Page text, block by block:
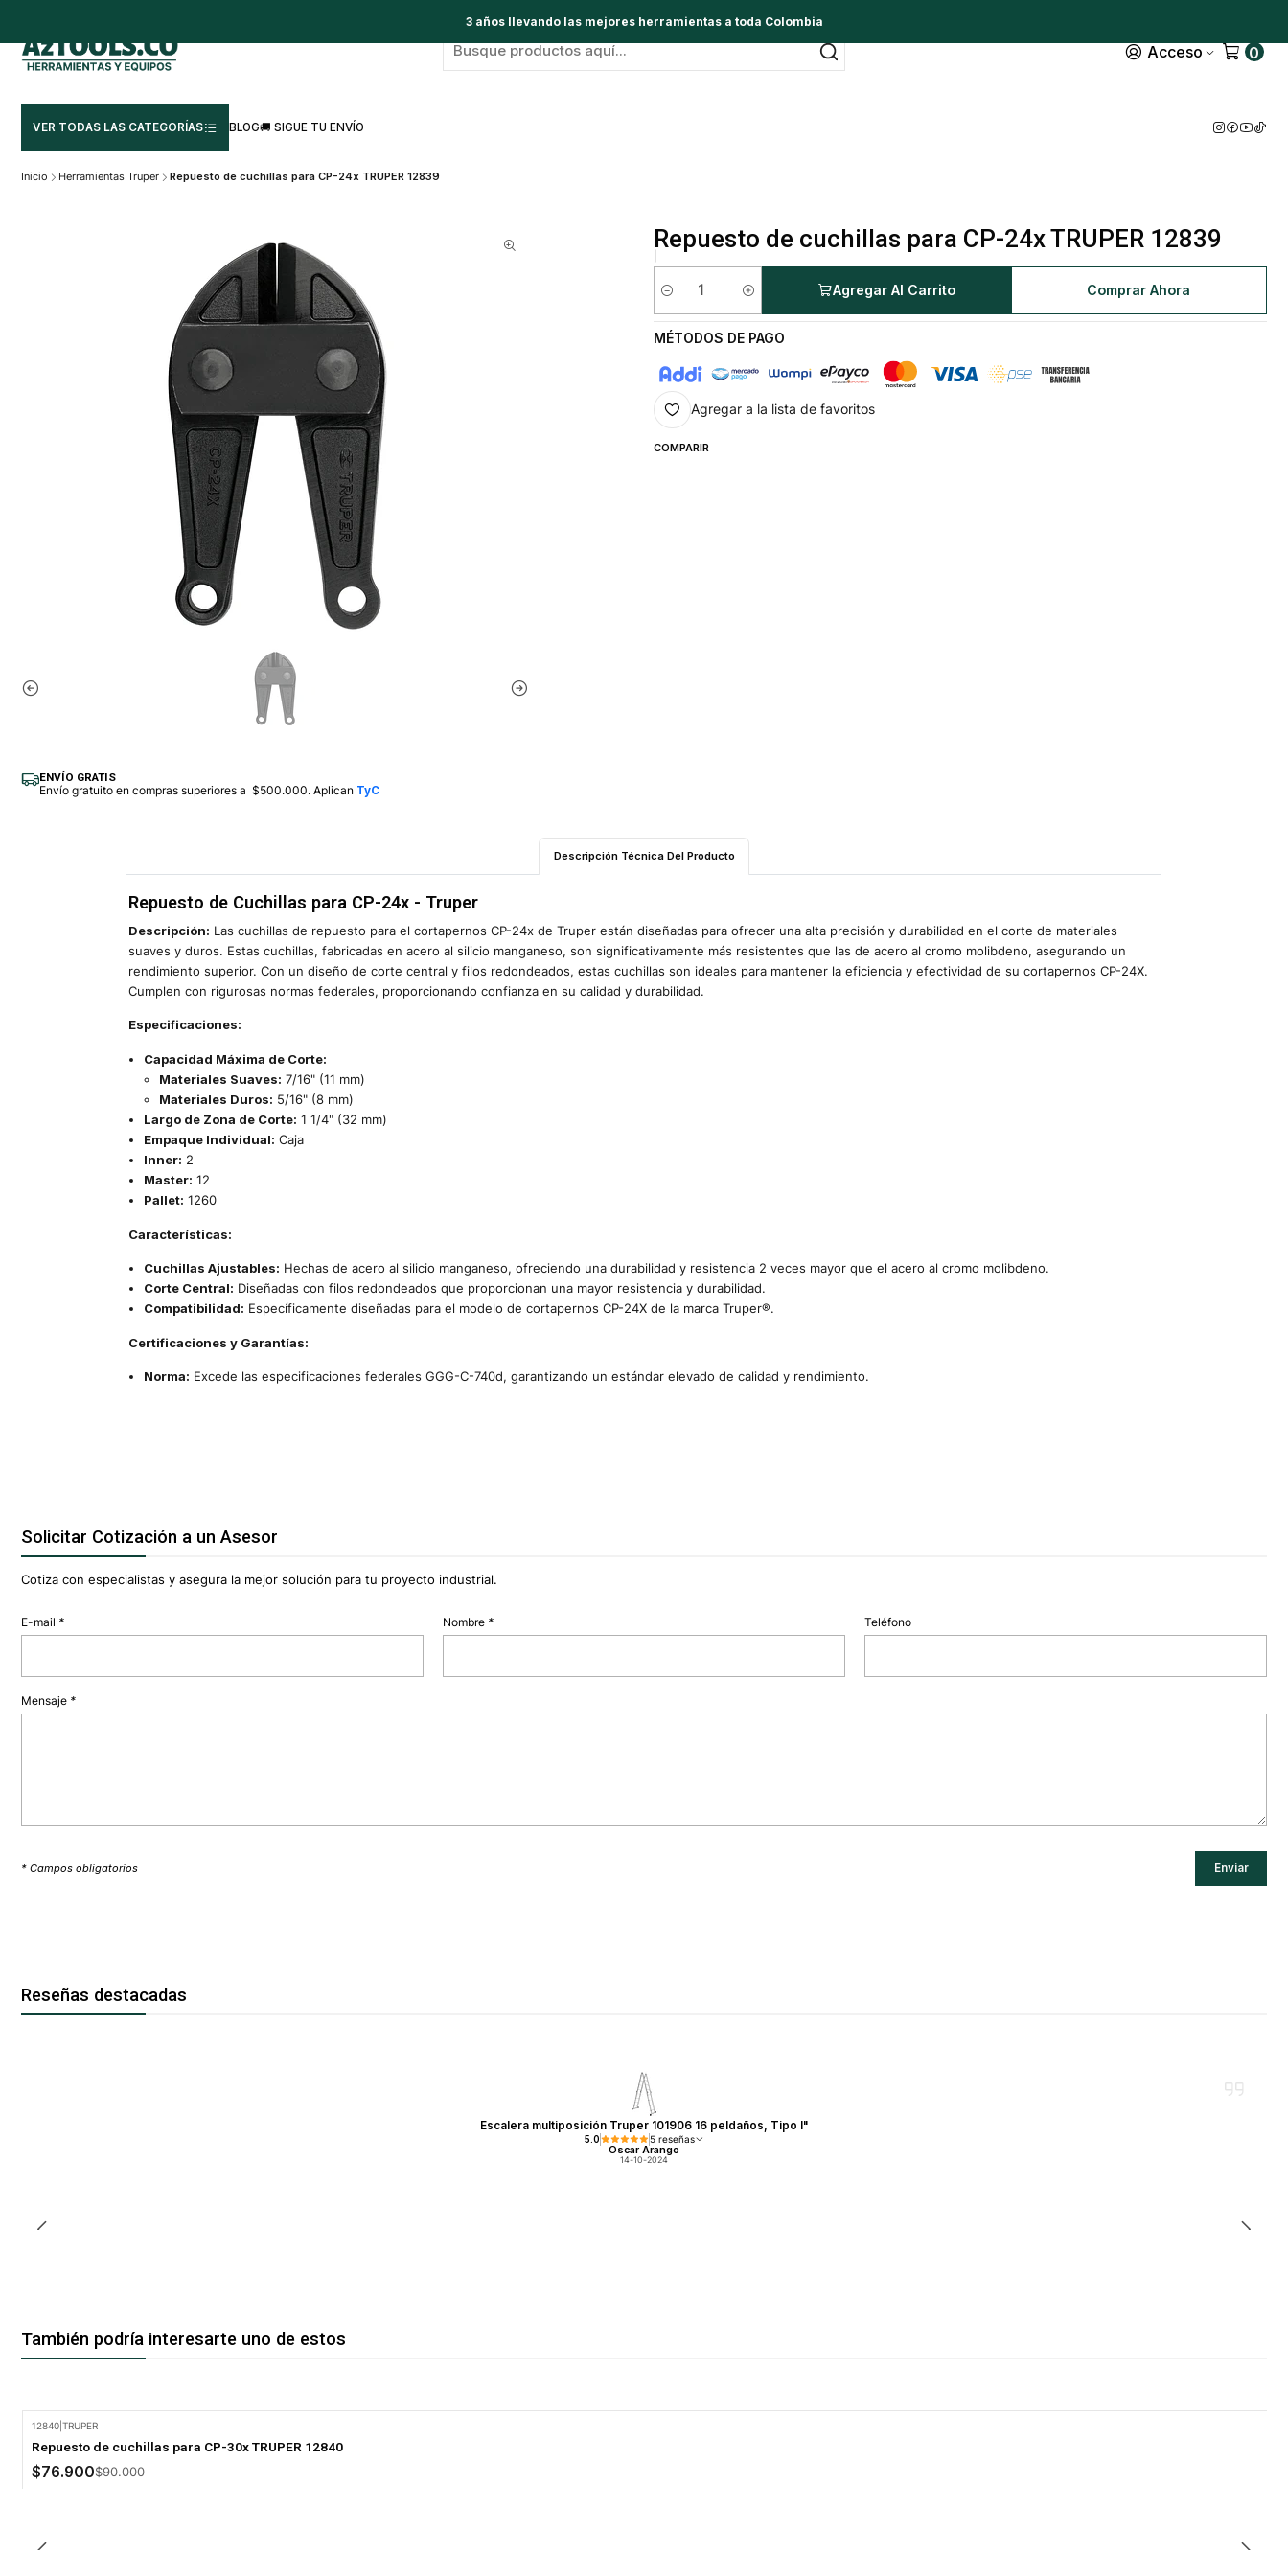
Acceso 0
VER TODAS LAS CATEGORÍAS BLOG🚚 SIGUE TU ENVÍO
3 años llevando las mejores herramientas a toda Colombia
Inicio Herramientas Truper Repuesto de cuchillas para CP-24x TRUPER 12839
Repuesto de cuchillas para CP-24x TRUPER 12839
Cantidad
Agregar Al Carrito Comprar Ahora
MÉTODOS DE PAGO
Agregar a la lista de favoritos
COMPARIR
ENVÍO GRATIS
Envío gratuito en compras superiores a $500.000. Aplican TyC
Descripción Técnica Del Producto
Repuesto de Cuchillas para CP-24x - Truper
Descripción: Las cuchillas de repuesto para el cortapernos CP-24x de Truper están diseñadas para ofrecer una alta precisión y durabilidad en el corte de materiales
suaves y duros. Estas cuchillas, fabricadas en acero al silicio manganeso, son significativamente más resistentes que las de acero al cromo molibdeno, asegurando un
rendimiento superior. Con un diseño de corte central y filos redondeados, estas cuchillas son ideales para mantener la eficiencia y efectividad de su cortapernos CP-24X.
Cumplen con rigurosas normas federales, proporcionando confianza en su calidad y durabilidad.
Especificaciones:
Capacidad Máxima de Corte:
Materiales Suaves: 7/16" (11 mm)
Materiales Duros: 5/16" (8 mm)
Largo de Zona de Corte: 1 1/4" (32 mm)
Empaque Individual: Caja
Inner: 2
Master: 12
Pallet: 1260
Características:
Cuchillas Ajustables: Hechas de acero al silicio manganeso, ofreciendo una durabilidad y resistencia 2 veces mayor que el acero al cromo molibdeno.
Corte Central: Diseñadas con filos redondeados que proporcionan una mayor resistencia y durabilidad.
Compatibilidad: Específicamente diseñadas para el modelo de cortapernos CP-24X de la marca Truper®.
Certificaciones y Garantías:
Norma: Excede las especificaciones federales GGG-C-740d, garantizando un estándar elevado de calidad y rendimiento.
Solicitar Cotización a un Asesor
Cotiza con especialistas y asegura la mejor solución para tu proyecto industrial.
E-mail * Nombre * Teléfono
Mensaje *
* Campos obligatorios
Reseñas destacadas
Escalera multiposición Truper 101906 16 peldaños, Tipo I"
5.0 5 reseñas
Oscar Arango
14-10-2024
También podría interesarte uno de estos
12840| TRUPER
Repuesto de cuchillas para CP-30x TRUPER 12840
$76.900$90.000